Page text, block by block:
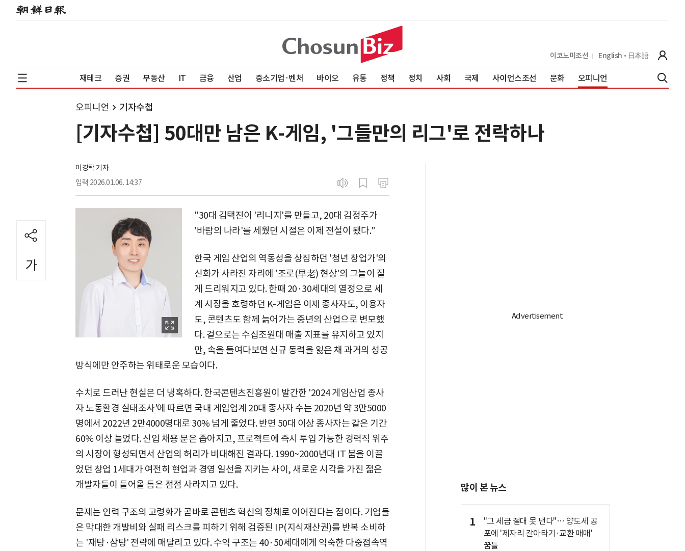
이코노미조선 English 日本語
재테크 증권 부동산 IT 금융 산업 중소기업·벤처 바이오 유통 정책 정치 사회 국제 사이언스조선 문화 오피니언
오피니언 기자수첩
[기자수첩] 50대만 남은 K-게임, '그들만의 리그'로 전락하나
이경탁 기자
입력 2026.01.06. 14:37
"30대 김택진이 '리니지'를 만들고, 20대 김정주가
'바람의 나라'를 세웠던 시절은 이제 전설이 됐다."
한국 게임 산업의 역동성을 상징하던 '청년 창업가'의
신화가 사라진 자리에 '조로(早老) 현상'의 그늘이 짙
게 드리워지고 있다. 한때 20·30세대의 열정으로 세
계 시장을 호령하던 K-게임은 이제 종사자도, 이용자
도, 콘텐츠도 함께 늙어가는 중년의 산업으로 변모했
다. 겉으로는 수십조원대 매출 지표를 유지하고 있지
만, 속을 들여다보면 신규 동력을 잃은 채 과거의 성공
방식에만 안주하는 위태로운 모습이다.
수치로 드러난 현실은 더 냉혹하다. 한국콘텐츠진흥원이 발간한 '2024 게임산업 종사
자 노동환경 실태조사'에 따르면 국내 게임업계 20대 종사자 수는 2020년 약 3만5000
명에서 2022년 2만4000명대로 30% 넘게 줄었다. 반면 50대 이상 종사자는 같은 기간
60% 이상 늘었다. 신입 채용 문은 좁아지고, 프로젝트에 즉시 투입 가능한 경력직 위주
의 시장이 형성되면서 산업의 허리가 비대해진 결과다. 1990~2000년대 IT 붐을 이끌
었던 창업 1세대가 여전히 현업과 경영 일선을 지키는 사이, 새로운 시각을 가진 젊은
개발자들이 들어올 틈은 점점 사라지고 있다.
문제는 인력 구조의 고령화가 곧바로 콘텐츠 혁신의 정체로 이어진다는 점이다. 기업들
은 막대한 개발비와 실패 리스크를 피하기 위해 검증된 IP(지식재산권)를 반복 소비하
는 '재탕·삼탕' 전략에 매달리고 있다. 수익 구조는 40·50세대에게 익숙한 다중접속역
많이 본 뉴스
1
"그 세금 절대 못 낸다"… 양도세 공
포에 '제자리 갈아타기·교환 매매'
꿈틀